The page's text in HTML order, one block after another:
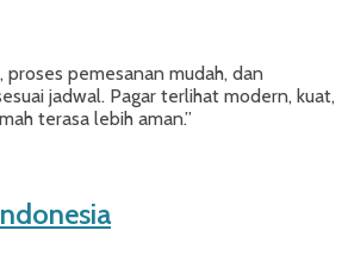
proses pemesanan mudah, dan
jadwal. Pagar terlihat modern, kuat,
terasa lebih aman.”